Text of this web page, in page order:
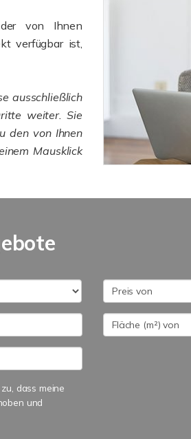
von Ihnen
verfügbar ist,
ausschließlich
weiter. Sie
den von Ihnen
Mausklick
dass meine
und